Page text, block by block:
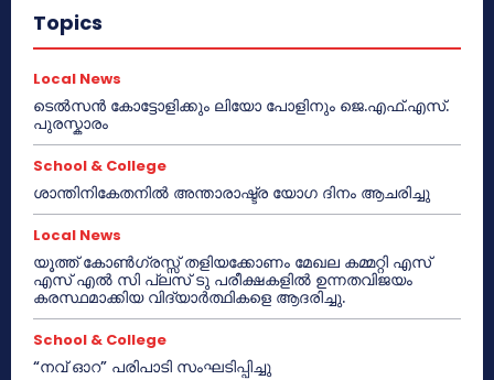
Topics
Local News
ടെൽസൻ കോട്ടോളിക്കും ലിയോ പോളിനും ജെ.എഫ്.എസ്.
പുരസ്കാരം
School & College
ശാന്തിനികേതനിൽ അന്താരാഷ്ട്ര യോഗ ദിനം ആചരിച്ചു
Local News
യൂത്ത് കോൺഗ്രസ്സ് തളിയക്കോണം മേഖല കമ്മറ്റി എസ്
എസ് എൽ സി പ്ലസ് ടു പരീക്ഷകളിൽ ഉന്നതവിജയം
കരസ്ഥമാക്കിയ വിദ്യാർത്ഥികളെ ആദരിച്ചു.
School & College
“നവ് ഓറ” പരിപാടി സംഘടിപ്പിച്ചു